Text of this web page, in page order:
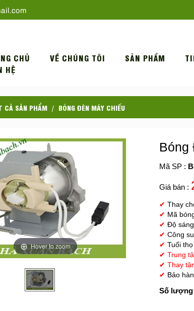
CHỦ VỀ CHÚNG TÔI SẢN PHẨM
HỆ
CẢ SẢN PHẨM BÓNG ĐÈN MÁY CHIẾU
Hover to zoom
Bóng
Mã SP :
Giá bán :
✔ Thay
✔ Mã
✔ Độ
✔ Công
✔ Tuổi
✔ Trung
✔ Thay
✔ Bảo
Số lượng